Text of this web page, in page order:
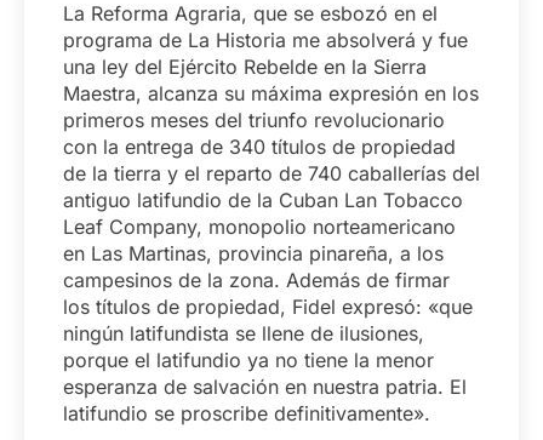
La Reforma Agraria, que se esbozó en el
programa de La Historia me absolverá y fue
una ley del Ejército Rebelde en la Sierra
Maestra, alcanza su máxima expresión en los
primeros meses del triunfo revolucionario
con la entrega de 340 títulos de propiedad
de la tierra y el reparto de 740 caballerías del
antiguo latifundio de la Cuban Lan Tobacco
Leaf Company, monopolio norteamericano
en Las Martinas, provincia pinareña, a los
campesinos de la zona. Además de firmar
los títulos de propiedad, Fidel expresó: «que
ningún latifundista se llene de ilusiones,
porque el latifundio ya no tiene la menor
esperanza de salvación en nuestra patria. El
latifundio se proscribe definitivamente».